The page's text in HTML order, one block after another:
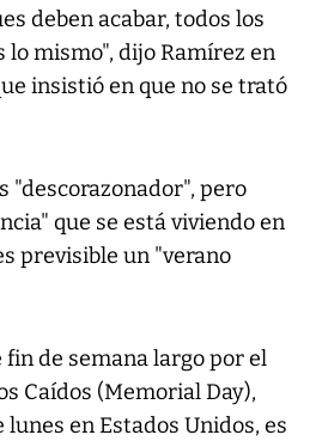
deben acabar, todos los
lo mismo", dijo Ramírez en
insistió en que no se trató
"descorazonador", pero
que se está viviendo en
previsible un "verano
de semana largo por el
Caídos (Memorial Day),
lunes en Estados Unidos, es